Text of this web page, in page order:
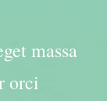
massa
orci